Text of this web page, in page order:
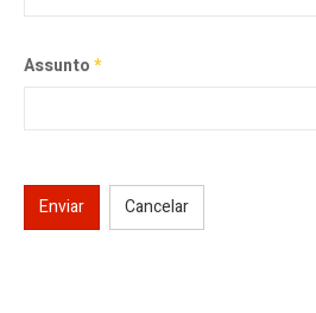
Assunto*
Enviar Cancelar